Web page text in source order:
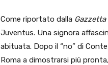
Come riportato dalla
Juventus. Una signora
abituata. Dopo il “no” di
Roma a dimostrarsi più